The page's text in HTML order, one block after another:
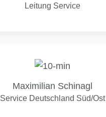
Leitung Service
Schinagl
Maximilian Schinagl
Service Deutschland Süd/Ost